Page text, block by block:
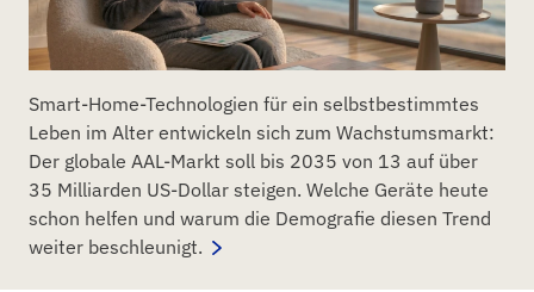
Smart-Home-Technologien für ein selbstbestimmtes
Leben im Alter entwickeln sich zum Wachstumsmarkt:
Der globale AAL-Markt soll bis 2035 von 13 auf über
35 Milliarden US-Dollar steigen. Welche Geräte heute
schon helfen und warum die Demografie diesen Trend
weiter beschleunigt.